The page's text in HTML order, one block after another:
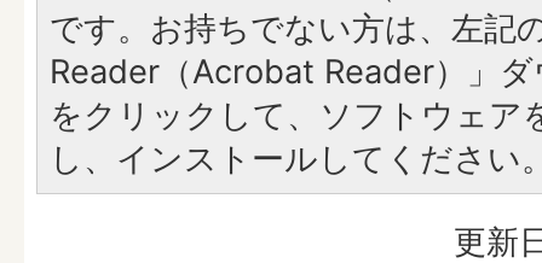
です。お持ちでない方は、左記
Reader（Acrobat Reader）」
をクリックして、ソフトウェア
し、インストールしてください
更新